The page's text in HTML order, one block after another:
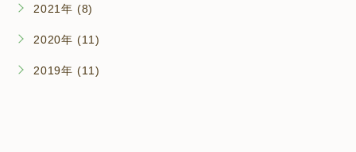
2021年 (8)
2020年 (11)
2019年 (11)